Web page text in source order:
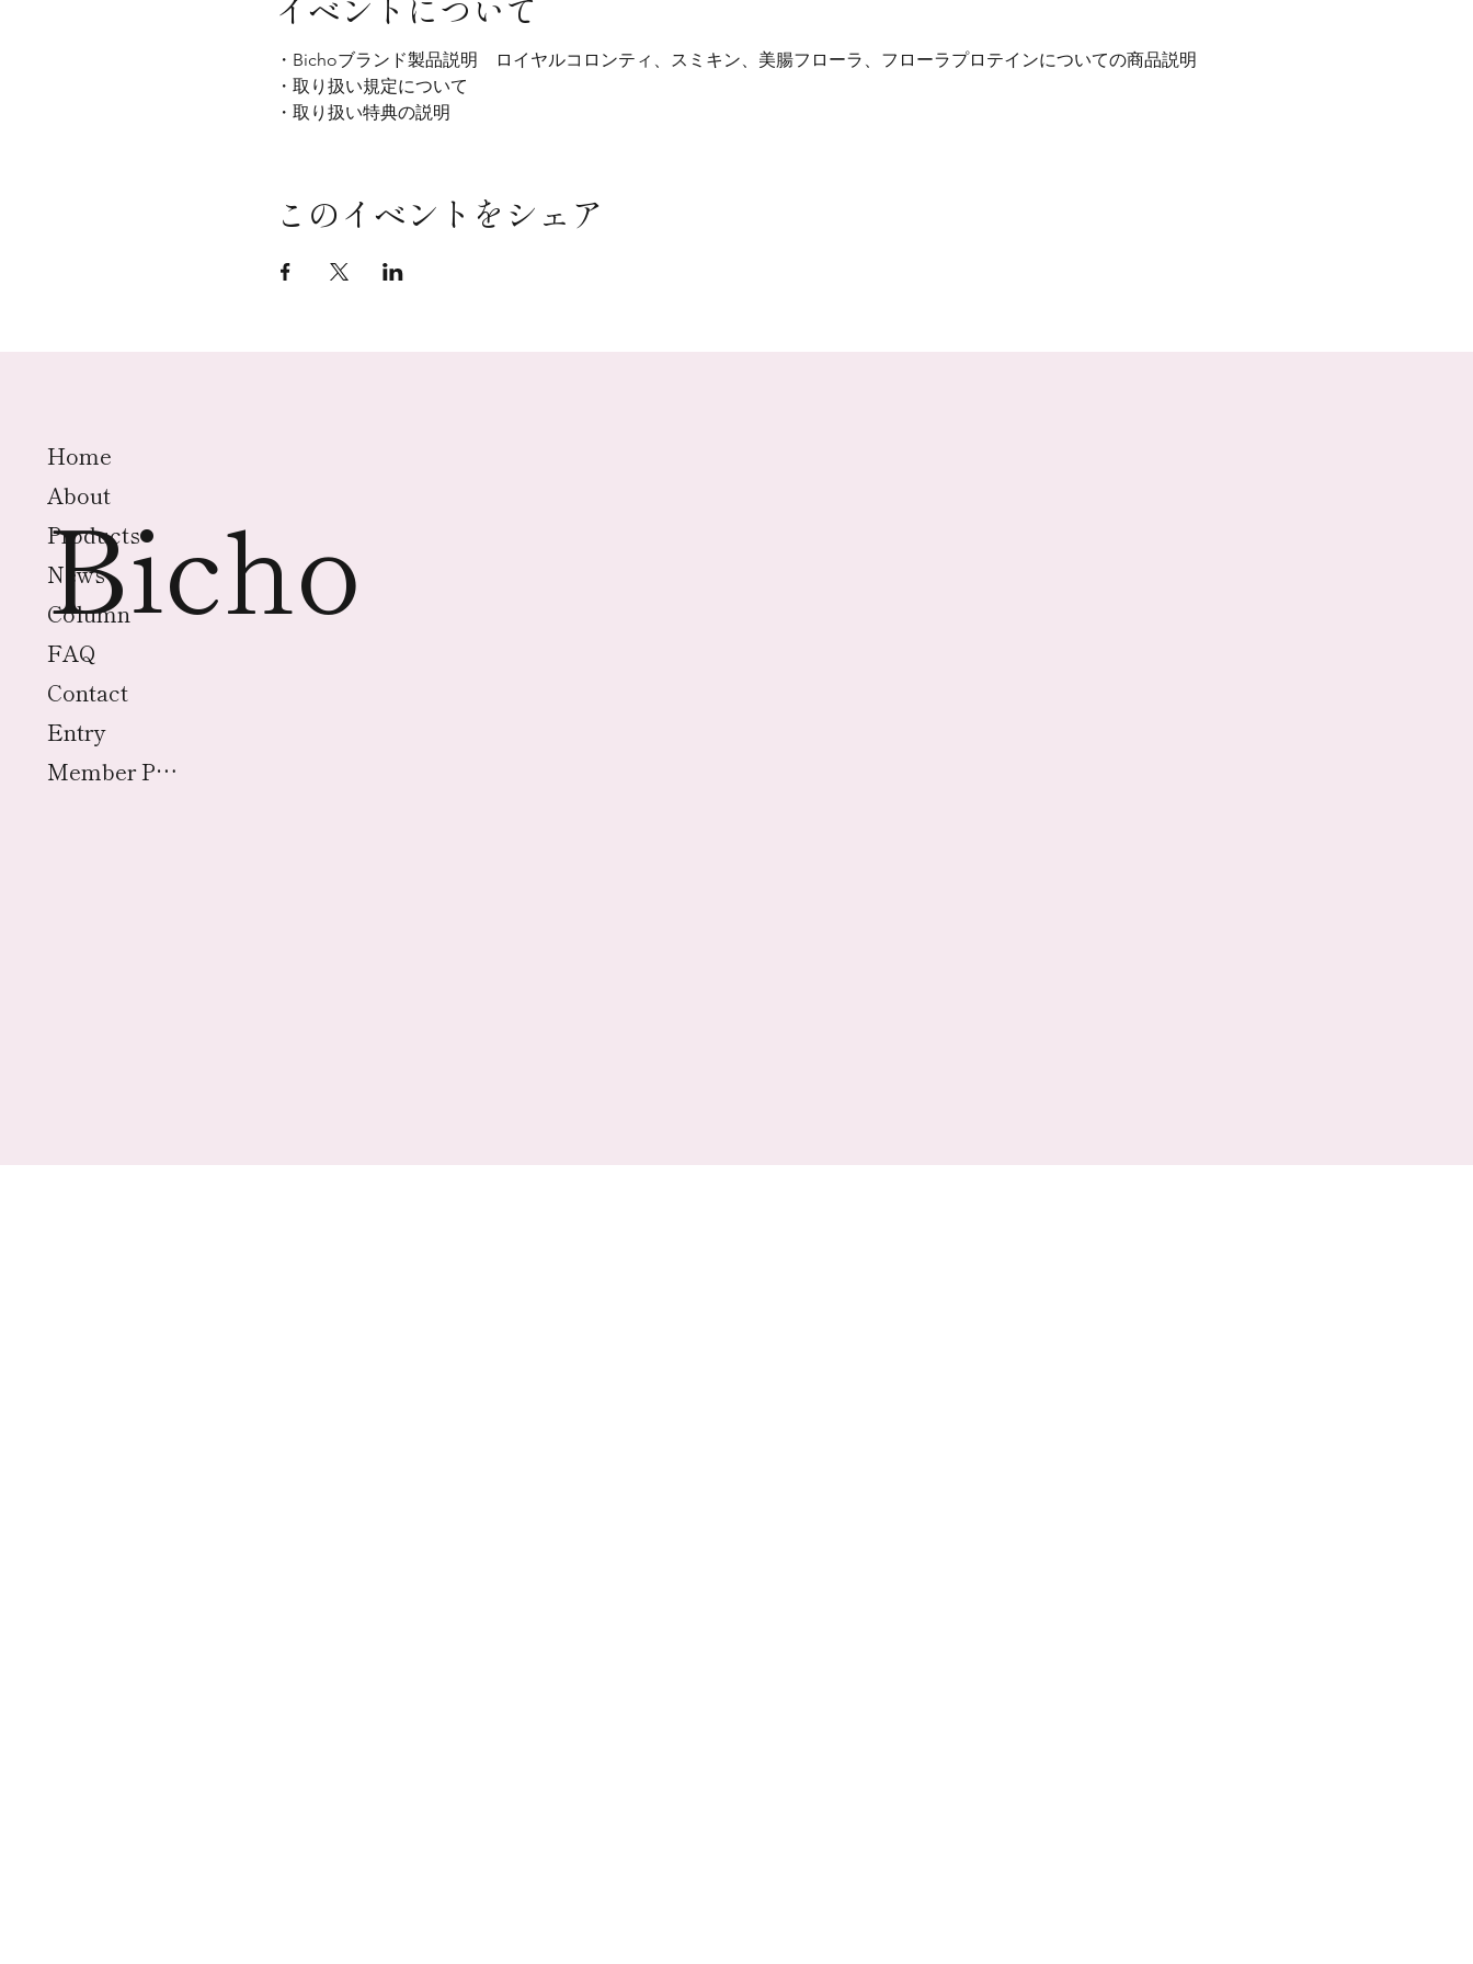
・Bichoブランド製品説明　ロイヤルコロンティ、スミキン、美腸フローラ、フローラプロテインについての商品説明
・取り扱い規定について
・取り扱い特典の説明
このイベントをシェア
Home
About
Products
News
Column
FAQ
Contact
Entry
Member Page
Bicho